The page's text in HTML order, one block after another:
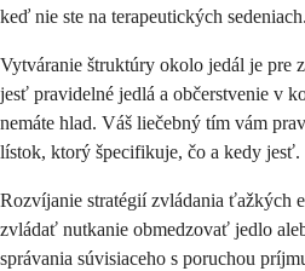
keď nie ste na terapeutických sedeniach.
Vytváranie štruktúry okolo jedál je pre
jesť pravidelné jedlá a občerstvenie v
nemáte hlad. Váš liečebný tím vám
lístok, ktorý špecifikuje, čo a kedy jesť.
Rozvíjanie stratégií zvládania ťažkých
zvládať nutkanie obmedzovať jedlo
správania súvisiaceho s poruchou